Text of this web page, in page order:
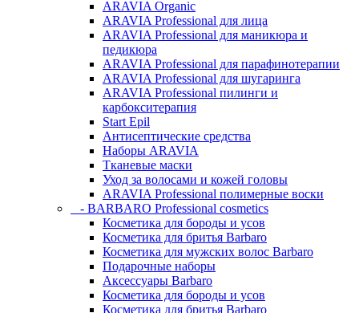
ARAVIA Organic
ARAVIA Professional для лица
ARAVIA Professional для маникюра и
педикюра
ARAVIA Professional для парафинотерапии
ARAVIA Professional для шугаринга
ARAVIA Professional пилинги и
карбокситерапия
Start Epil
Антисептические средства
Наборы ARAVIA
Тканевые маски
Уход за волосами и кожей головы
ARAVIA Professional полимерные воски
- BARBARO Professional cosmetics
Косметика для бороды и усов
Косметика для бритья Barbaro
Косметика для мужских волос Barbaro
Подарочные наборы
Аксессуары Barbaro
Косметика для бороды и усов
Косметика для бритья Barbaro